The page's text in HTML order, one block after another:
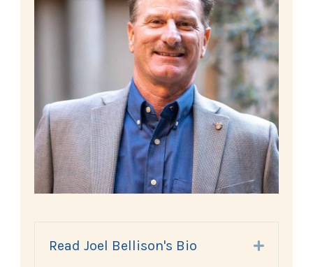
Read Joel Bellison's Bio Expand